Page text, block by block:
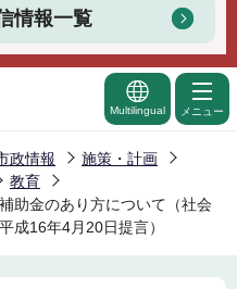
情報一覧
Multilingual メニュー
政情報
施策・計画
教育
助金のあり方について（社会
成16年4月20日提言）